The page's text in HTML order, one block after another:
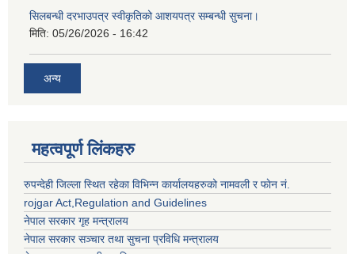
सिलबन्धी दरभाउपत्र स्वीकृतिको आशयपत्र सम्बन्धी सुचना।
मिति: 05/26/2026 - 16:42
अन्य
महत्वपूर्ण लिंकहरु
रुपन्देही जिल्ला स्थित रहेका विभिन्न कार्यालयहरुको नामवली र फाेन न‌ं.
rojgar Act,Regulation and Guidelines
नेपाल सरकार गृह मन्त्रालय
नेपाल सरकार सञ्चार तथा सुचना प्रविधि मन्त्रालय